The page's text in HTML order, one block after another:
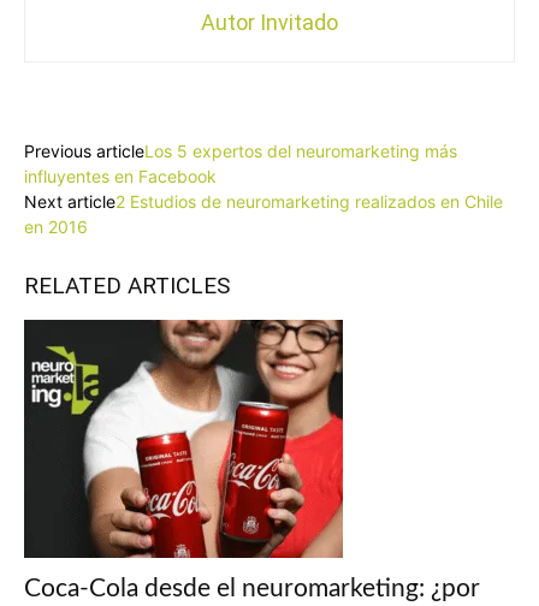
Autor Invitado
Previous articleLos 5 expertos del neuromarketing más
influyentes en Facebook
Next article2 Estudios de neuromarketing realizados en Chile
en 2016
RELATED ARTICLES
Coca-Cola desde el neuromarketing: ¿por